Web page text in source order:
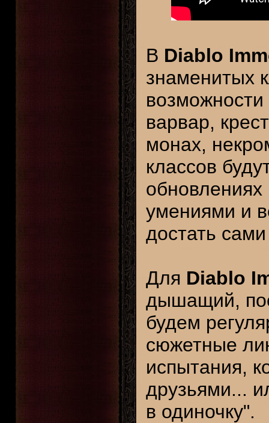
В Diablo
знаменитых
возможности
варвар,
монах,
классов
умениями и
достать
Для Diablo
дышащий,
будем
сюжетные
испытания,
друзьями...
в одиночку".